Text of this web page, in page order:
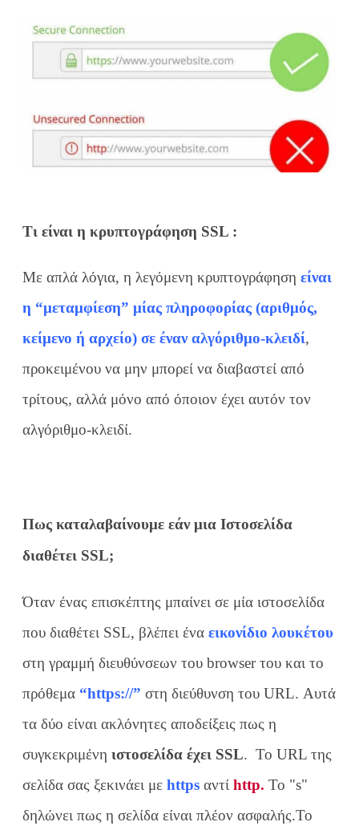
Τι είναι η κρυπτογράφηση SSL :
Με απλά λόγια, η λεγόμενη κρυπτογράφηση είναι
η “μεταμφίεση” μίας πληροφορίας (αριθμός,
κείμενο ή αρχείο) σε έναν αλγόριθμο-κλειδί,
προκειμένου να μην μπορεί να διαβαστεί από
τρίτους, αλλά μόνο από όποιον έχει αυτόν τον
αλγόριθμο-κλειδί.
Πως καταλαβαίνουμε εάν μια Ιστοσελίδα
διαθέτει SSL;
Όταν ένας επισκέπτης μπαίνει σε μία ιστοσελίδα
που διαθέτει SSL, βλέπει έναεικονίδιο λουκέτου
στη γραμμή διευθύνσεων του browser του και το
πρόθεμα “https://”στη διεύθυνση του URL. Αυτά
τα δύο είναι ακλόνητες αποδείξεις πως η
συγκεκριμένηιστοσελίδα έχει SSL. To URL της
σελίδα σας ξεκινάει μεhttps αντίhttp. Το "s"
δηλώνει πως η σελίδα είναι πλέον ασφαλής.Το